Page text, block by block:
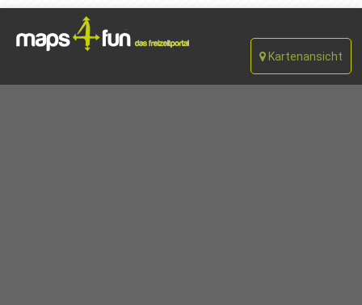
Kartenansicht